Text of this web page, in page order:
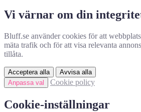
Vi värnar om din
Bluff.se använder cookies för att
mäta trafik och för att visa relevanta
tillåta.
Acceptera alla
Avvisa alla
Anpassa val
Cookie policy
Cookie-inställningar